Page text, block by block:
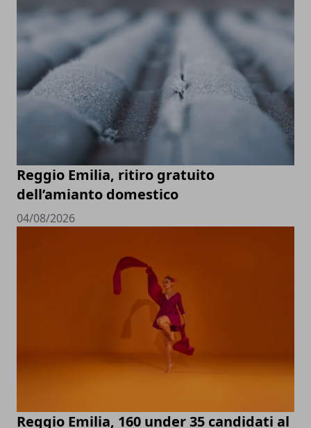
Reggio Emilia, ritiro gratuito
dell’amianto domestico
04/08/2026
Reggio Emilia, 160 under 35 candidati al